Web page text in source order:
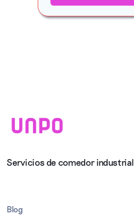
Servicios de comedor industrial
Blog